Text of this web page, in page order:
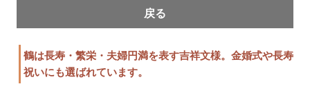
鶴は長寿・繁栄・夫婦円満を表す吉祥文様。金婚式や長寿
祝いにも選ばれています。
戻る